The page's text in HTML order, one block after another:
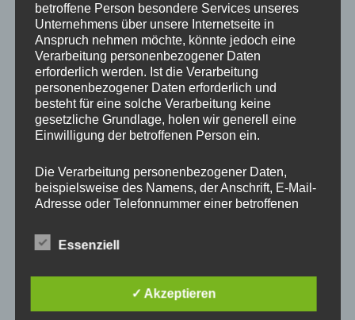
Auf diesem Gruppen-Bild zu sehen ist nahezu der komplette
Vorstand des SV Bommersheim, einige Sponsoren, Trainer
Dreifachfunktion.
Verpflegung zu organisieren und vorzubereiten,
Jugendabteilungen neu aufzubauen, das Sportgelände zu
betroffene Person besondere Services unseres
Unternehmens über unsere Internetseite in
Anspruch nehmen möchte, könnte jedoch eine
Verarbeitung personenbezogener Daten
erforderlich werden. Ist die Verarbeitung
personenbezogener Daten erforderlich und
besteht für eine solche Verarbeitung keine
gesetzliche Grundlage, holen wir generell eine
Einwilligung der betroffenen Person ein.
Die Verarbeitung personenbezogener Daten,
beispielsweise des Namens, der Anschrift, E-Mail-
Adresse oder Telefonnummer einer betroffenen
Datenschutz-Grundverordnung und in
Übereinstimmung mit den für uns geltenden
Unternehmen die Öffentlichkeit über Art, Umfang
und Zweck der von uns erhobenen, genutzten und
Essenziell
✓ Akzeptieren